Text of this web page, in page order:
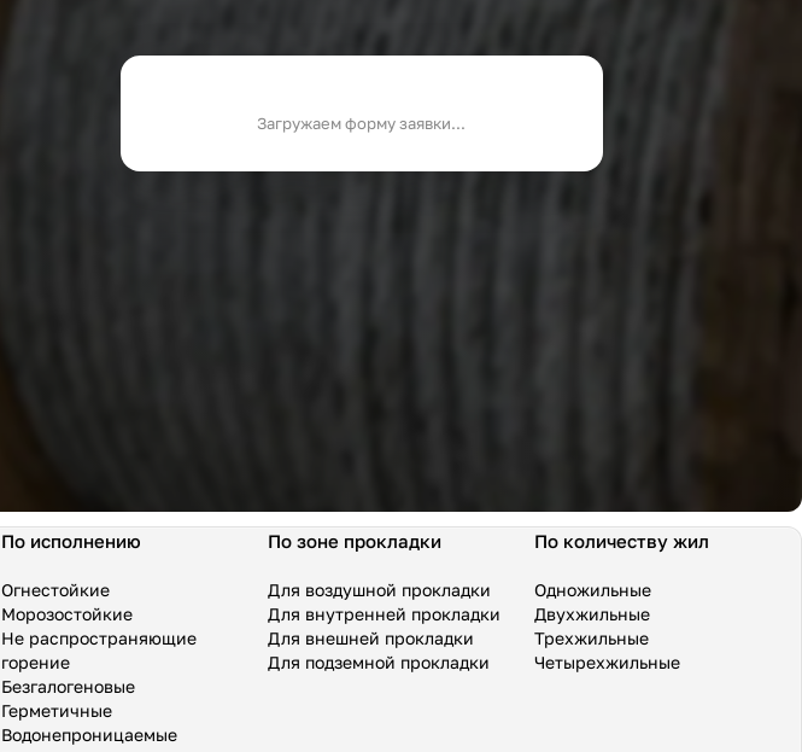
Загружаем форму заявки...
По исполнению
Огнестойкие
Морозостойкие
Не распространяющие
горение
Безгалогеновые
Герметичные
Водонепроницаемые
По зоне прокладки
Для воздушной прокладки
Для внутренней прокладки
Для внешней прокладки
Для подземной прокладки
По количеству жил
Одножильные
Двухжильные
Трехжильные
Четырехжильные